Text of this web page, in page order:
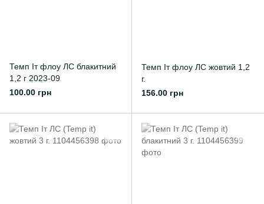
Темп Іт флоу ЛС блакитний
1,2 г 2023-09
100.00 грн
Темп Іт флоу ЛС жовтий 1,2
г.
156.00 грн